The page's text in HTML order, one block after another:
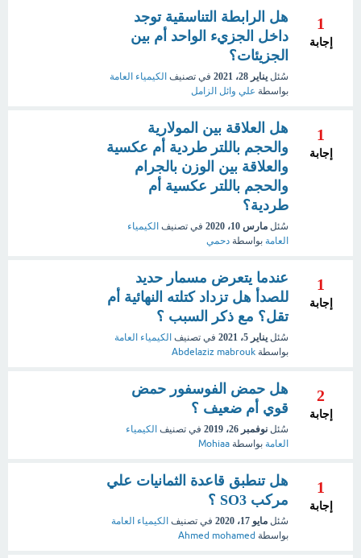
1
إجابة
هل الرابطة التناسقية توجد
داخل الجزيء الواحد أم بين
الجزيئات؟
سُئل يناير 28، 2021 في تصنيف الكيمياء العامة
بواسطة علي وائل الزامل
1
إجابة
هل العلاقة بين المولارية
والحجم باللتر طردية أم عكسية
والعلاقة بين الوزن بالجرام
والحجم باللتر عكسية أم
طردية؟
سُئل مارس 10، 2020 في تصنيف الكيمياء
العامة بواسطة دحمي
1
إجابة
عندما يتعرض مسمار حديد
للصدأ هل تزداد كتلته النهائية أم
تقل؟ مع ذكر السبب ؟
سُئل يناير 5، 2021 في تصنيف الكيمياء العامة
بواسطة Abdelaziz mabrouk
2
إجابة
هل حمض الفوسفور حمض
قوي أم ضعيف ؟
سُئل نوفمبر 26، 2019 في تصنيف الكيمياء
العامة بواسطة Mohiaa
1
إجابة
هل تنطبق قاعدة الثمانيات علي
مركب SO3 ؟
سُئل مايو 17، 2020 في تصنيف الكيمياء العامة
بواسطة Ahmed mohamed